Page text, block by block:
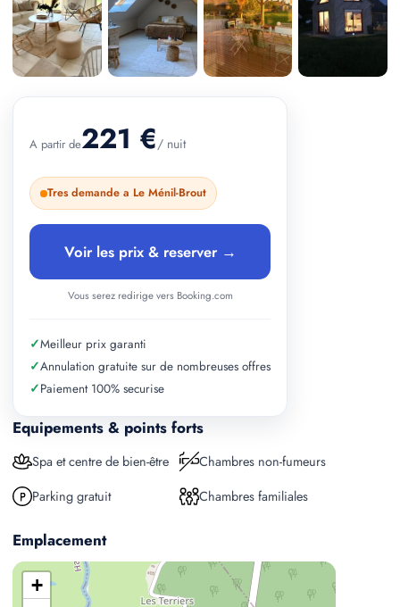
Equipements & points forts
Spa et centre de bien-être
Chambres non-fumeurs
Parking gratuit
Chambres familiales
Emplacement
+
A partir de221 €/ nuit
Tres demande a Le Ménil-Brout
Voir les prix & reserver →
Vous serez redirige vers Booking.com
✓Meilleur prix garanti
✓Annulation gratuite sur de nombreuses offres
✓Paiement 100% securise